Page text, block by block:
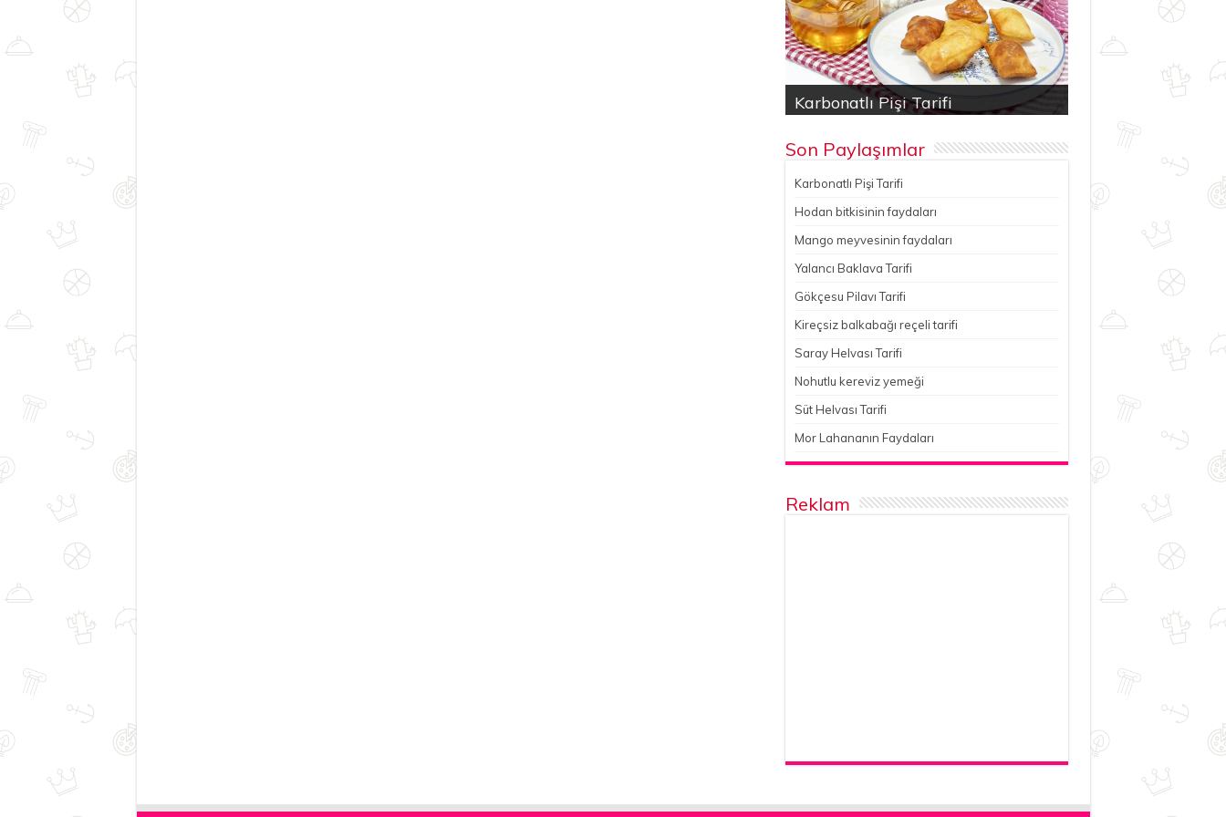
Karbonatlı Pişi Tarifi
Hodan bitkisinin faydaları
Yalancı Baklava Tarifi
Gökçesu Pilavı Tarifi
Nohutlu kereviz yemeği
Son Paylaşımlar
Karbonatlı Pişi Tarifi
Hodan bitkisinin faydaları
Mango meyvesinin faydaları
Yalancı Baklava Tarifi
Gökçesu Pilavı Tarifi
Kireçsiz balkabağı reçeli tarifi
Saray Helvası Tarifi
Nohutlu kereviz yemeği
Süt Helvası Tarifi
Mor Lahananın Faydaları
Reklam